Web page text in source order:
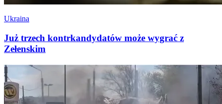
Ukraina
Już trzech kontrkandydatów może wygrać z
Zełenskim